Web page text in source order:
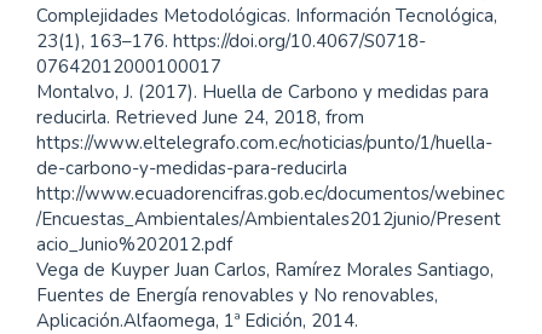
Complejidades Metodológicas. Información Tecnológica,
23(1), 163–176. https://doi.org/10.4067/S0718-
07642012000100017
Montalvo, J. (2017). Huella de Carbono y medidas para
reducirla. Retrieved June 24, 2018, from
https://www.eltelegrafo.com.ec/noticias/punto/1/huella-
de-carbono-y-medidas-para-reducirla
http://www.ecuadorencifras.gob.ec/documentos/webinec
/Encuestas_Ambientales/Ambientales2012junio/Present
acio_Junio%202012.pdf
Vega de Kuyper Juan Carlos, Ramírez Morales Santiago,
Fuentes de Energía renovables y No renovables,
Aplicación.Alfaomega, 1ª Edición, 2014.